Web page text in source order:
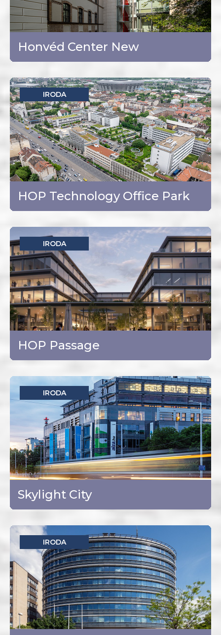
Honvéd Center New
Budapest - V. kerület
TOVÁBB
HOP Technology Office Park
IRODA
Budapest - XIV. kerület
TOVÁBB
HOP Passage
IRODA
Budapest - XIV. kerület
TOVÁBB
Skylight City
IRODA
Budapest - XIII. kerület
TOVÁBB
IRODA
Budapest - XI. kerület
TOVÁBB